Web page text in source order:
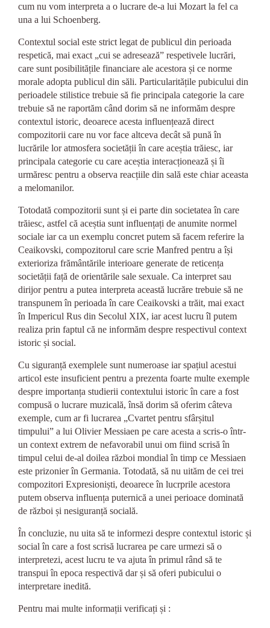
cum nu vom interpreta a o lucrare de-a lui Mozart la fel ca
una a lui Schoenberg.
Contextul social este strict legat de publicul din perioada
respetică, mai exact „cui se adresează” respetivele lucrări,
care sunt posibilitățile financiare ale acestora și ce norme
morale adopta publicul din săli. Particularitățile pubicului din
perioadele stilistice trebuie să fie principala categorie la care
trebuie să ne raportăm când dorim să ne informăm despre
contextul istoric, deoarece acesta influențează direct
compozitorii care nu vor face altceva decât să pună în
lucrările lor atmosfera societății în care aceștia trăiesc, iar
principala categorie cu care aceștia interacționează și îi
urmăresc pentru a observa reacțiile din sală este chiar aceasta
a melomanilor.
Totodată compozitorii sunt și ei parte din societatea în care
trăiesc, astfel că aceștia sunt influențați de anumite normel
sociale iar ca un exemplu concret putem să facem referire la
Ceaikovski, compozitorul care scrie Manfred pentru a își
exterioriza frământările interioare generate de reticența
societății față de orientările sale sexuale. Ca interpret sau
dirijor pentru a putea interpreta această lucrăre trebuie să ne
transpunem în perioada în care Ceaikovski a trăit, mai exact
în Impericul Rus din Secolul XIX, iar acest lucru îl putem
realiza prin faptul că ne informăm despre respectivul context
istoric și social.
Cu siguranță exemplele sunt numeroase iar spațiul acestui
articol este insuficient pentru a prezenta foarte multe exemple
despre importanța studierii contextului istoric în care a fost
compusă o lucrare muzicală, însă dorim să oferim câteva
exemple, cum ar fi lucrarea „Cvartet pentru sfârșitul
timpului” a lui Olivier Messiaen pe care acesta a scris-o într-
un context extrem de nefavorabil unui om fiind scrisă în
timpul celui de-al doilea război mondial în timp ce Messiaen
este prizonier în Germania. Totodată, să nu uităm de cei trei
compozitori Expresioniști, deoarece în lucrprile acestora
putem observa influența puternică a unei perioace dominată
de război și nesiguranță socială.
În concluzie, nu uita să te informezi despre contextul istoric și
social în care a fost scrisă lucrarea pe care urmezi să o
interpretezi, acest lucru te va ajuta în primul rând să te
transpui în epoca respectivă dar și să oferi pubicului o
interpretare inedită.
Pentru mai multe informații verificați și :